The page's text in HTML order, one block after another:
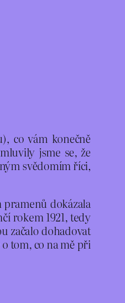
co vám konečně
jsme se, že
svědomím říci,
dokázala
rokem 1921, tedy
začalo dohadovat
tom, co na mě při